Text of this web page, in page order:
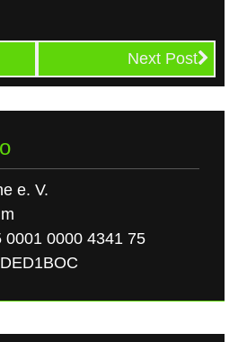
Next Post
e. V.
0001 0000 4341 75